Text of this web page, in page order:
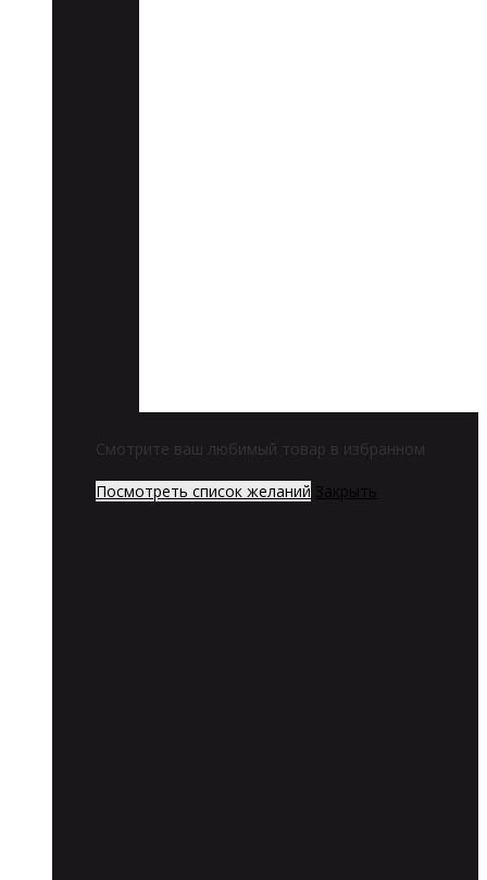
Смотрите ваш любимый товар в избранном
Посмотреть список желаний Закрыть